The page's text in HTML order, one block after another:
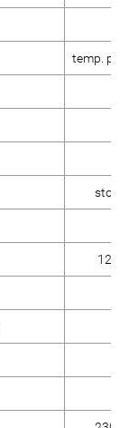
temp.
stop
120 x